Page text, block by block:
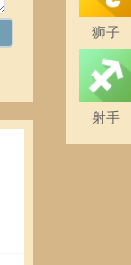
狮子
射手